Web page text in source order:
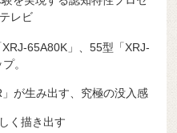
レビ
65A80K」、55型「XRJ-
。
が生み出す、究極の没入感
く描き出す